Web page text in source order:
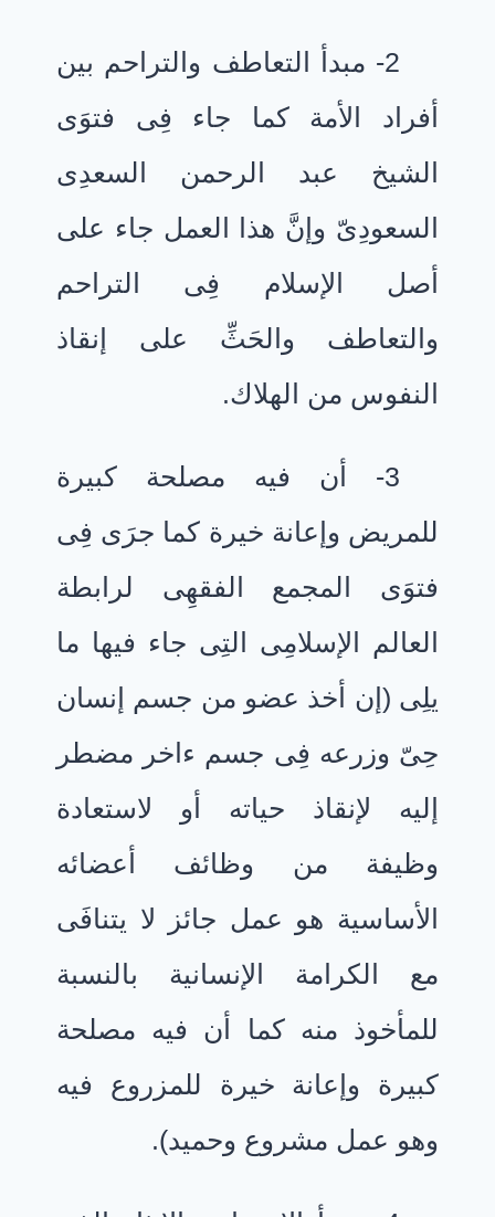
2- مبدأ التعاطف والتراحم بين
أفراد الأمة كما جاء فِى فتوَى
الشيخ عبد الرحمن السعدِى
السعودِىّ وإنَّ هذا العمل جاء على
أصل الإسلام فِى التراحم
والتعاطف والحَثِّ على إنقاذ
النفوس من الهلاك.
3- أن فيه مصلحة كبيرة
للمريض وإعانة خيرة كما جرَى فِى
فتوَى المجمع الفقهِى لرابطة
العالم الإسلامِى التِى جاء فيها ما
يلِى (إن أخذ عضو من جسم إنسان
حِىّ وزرعه فِى جسم ءاخر مضطر
إليه لإنقاذ حياته أو لاستعادة
وظيفة من وظائف أعضائه
الأساسية هو عمل جائز لا يتنافَى
مع الكرامة الإنسانية بالنسبة
للمأخوذ منه كما أن فيه مصلحة
كبيرة وإعانة خيرة للمزروع فيه
وهو عمل مشروع وحميد).